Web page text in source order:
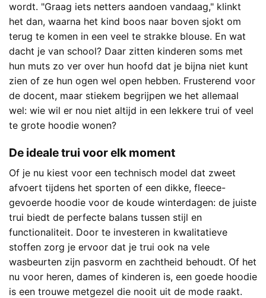
wordt. "Graag iets netters aandoen vandaag," klinkt
het dan, waarna het kind boos naar boven sjokt om
terug te komen in een veel te strakke blouse. En wat
dacht je van school? Daar zitten kinderen soms met
hun muts zo ver over hun hoofd dat je bijna niet kunt
zien of ze hun ogen wel open hebben. Frusterend voor
de docent, maar stiekem begrijpen we het allemaal
wel: wie wil er nou niet altijd in een lekkere trui of veel
te grote hoodie wonen?
De ideale trui voor elk moment
Of je nu kiest voor een technisch model dat zweet
afvoert tijdens het sporten of een dikke, fleece-
gevoerde hoodie voor de koude winterdagen: de juiste
trui biedt de perfecte balans tussen stijl en
functionaliteit. Door te investeren in kwalitatieve
stoffen zorg je ervoor dat je trui ook na vele
wasbeurten zijn pasvorm en zachtheid behoudt. Of het
nu voor heren, dames of kinderen is, een goede hoodie
is een trouwe metgezel die nooit uit de mode raakt.